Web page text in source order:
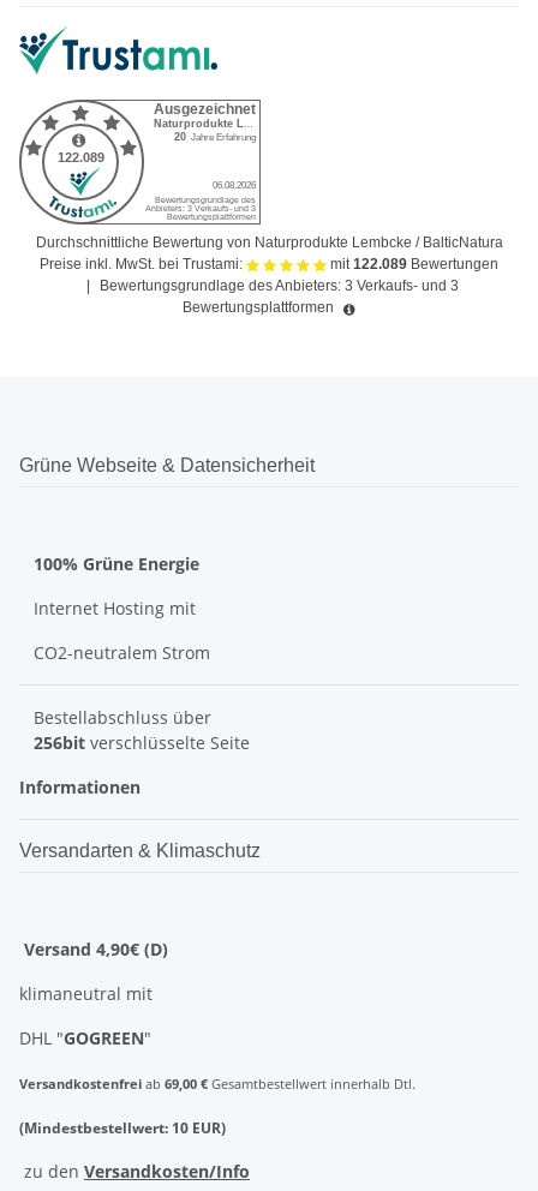
Durchschnittliche Bewertung von Naturprodukte Lembcke / BalticNatura
Preise inkl. MwSt. bei Trustami:
mit122.089 Bewertungen
Bewertungsgrundlage des Anbieters: 3 Verkaufs- und 3
Bewertungsplattformen
Grüne Webseite & Datensicherheit
100% Grüne Energie
Internet Hosting mit
CO2-neutralem Strom
Bestellabschluss über
256bit verschlüsselte Seite
Informationen
Versandarten & Klimaschutz
Versand 4,90€ (D)
klimaneutral mit
DHL "GOGREEN"
Versandkostenfrei ab 69,00 € Gesamtbestellwert innerhalb Dtl.
(Mindestbestellwert: 10 EUR)
zu den Versandkosten/Info